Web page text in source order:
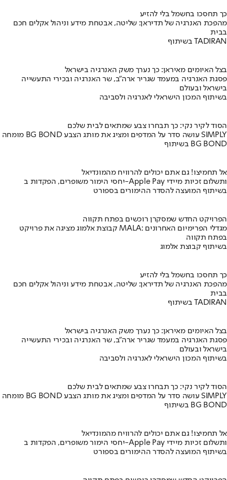
כך תחסכו בחשמל בלי להזיע
מהפכת האנרגיה של תדיראן: שליטה, אבטחת מידע וניהול אקלים חכם
בבית
בשיתוף TADIRAN
בצל האיומים מאיראן: כך נערך משק האנרגיה בישראל
פסגת האנרגיה במעמד שגריר ארה"ב, שר האנרגיה ובכירי התעשייה
בישראל ובעולם
בשיתוף המכון הישראלי לאנרגיה ולסביבה
הסוד לקיר נקי: כך תבחרו צבע שמתאים לבית שלכם
מומחה BG BOND עושה סדר על המדפים ומציג את מותג הצבע SIMPLY
בשיתוף BG BOND
אל תחמיצו! גם אתם יכולים להרוויח מהמונדיאל
יחסי הימור משופרים, הפקדות ב-Apple Pay ותשלום זכיות מיידי
בשיתוף המועצה להסדר ההימורים בספורט
הפרויקט החדש שמסקרן רוכשים בפתח תקווה
קבוצת אלמוג מציגה את פרויקט MALA: מגדלי הפרימיום האחרונים
בפתח תקווה
בשיתוף קבוצת אלמוג
כך תחסכו בחשמל בלי להזיע
מהפכת האנרגיה של תדיראן: שליטה, אבטחת מידע וניהול אקלים חכם
בבית
בשיתוף TADIRAN
בצל האיומים מאיראן: כך נערך משק האנרגיה בישראל
פסגת האנרגיה במעמד שגריר ארה"ב, שר האנרגיה ובכירי התעשייה
בישראל ובעולם
בשיתוף המכון הישראלי לאנרגיה ולסביבה
הסוד לקיר נקי: כך תבחרו צבע שמתאים לבית שלכם
מומחה BG BOND עושה סדר על המדפים ומציג את מותג הצבע SIMPLY
בשיתוף BG BOND
אל תחמיצו! גם אתם יכולים להרוויח מהמונדיאל
יחסי הימור משופרים, הפקדות ב-Apple Pay ותשלום זכיות מיידי
בשיתוף המועצה להסדר ההימורים בספורט